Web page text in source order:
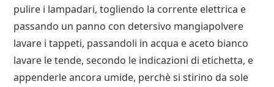
pulire i lampadari, togliendo la corrente elettrica e
passando un panno con detersivo mangiapolvere
lavare i tappeti, passandoli in acqua e aceto bianco
lavare le tende, secondo le indicazioni di etichetta, e
appenderle ancora umide, perchè si stirino da sole